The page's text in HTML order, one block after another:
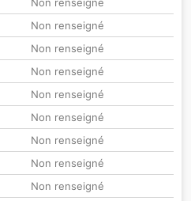
Non renseigné
Non renseigné
Non renseigné
Non renseigné
Non renseigné
Non renseigné
Non renseigné
Non renseigné